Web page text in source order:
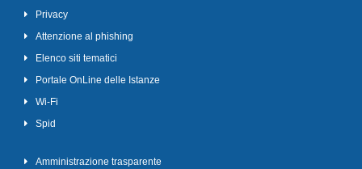
Privacy
Attenzione al phishing
Elenco siti tematici
Portale OnLine delle Istanze
Wi-Fi
Spid
Amministrazione trasparente